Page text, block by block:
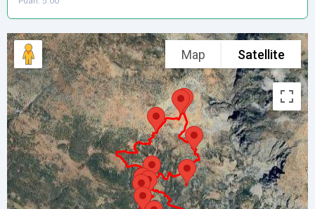
Map Satellite